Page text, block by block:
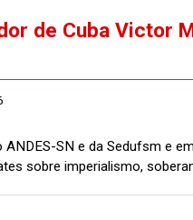
de Cuba Victor
ANDES-SN e da Sedufsm e
sobre imperialismo,